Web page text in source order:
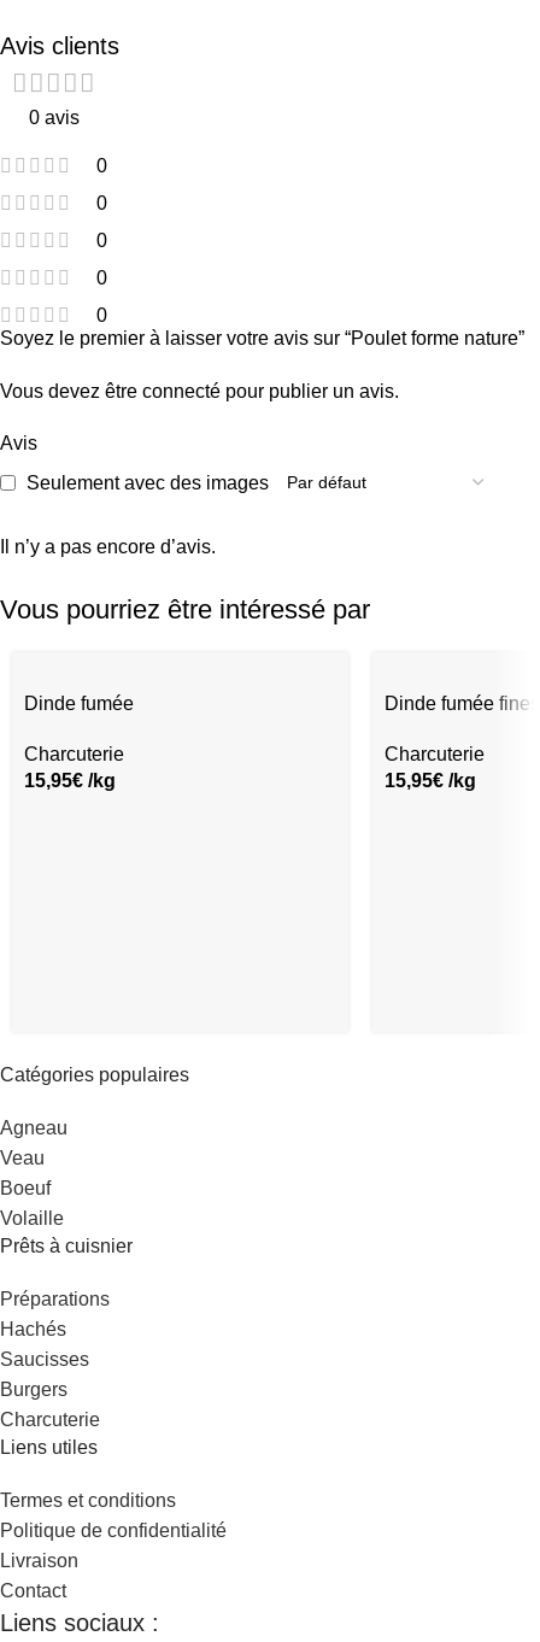
Avis clients
0 avis
0
0
0
0
0
Avis
Seulement avec des images
Il n’y a pas encore d’avis.
Soyez le premier à laisser votre avis sur “Poulet forme nature”
Vous devez être connecté pour publier un avis.
Vous pourriez être intéressé par
Dinde fumée
Charcuterie
15,95€ /kg
Dinde fumée
Charcuterie
15,95€/kg
Catégories populaires
Agneau
Veau
Boeuf
Volaille
Prêts à cuisnier
Préparations
Hachés
Saucisses
Burgers
Charcuterie
Liens utiles
Termes et conditions
Politique de confidentialité
Livraison
Contact
Liens sociaux :